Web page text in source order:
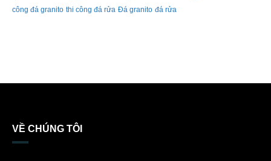
công đá granito thi công đá rửa Đá granito đá rửa
VỀ CHÚNG TÔI